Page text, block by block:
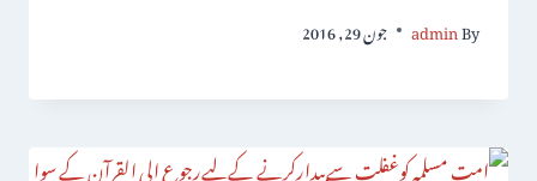
By
admin جون 29, 2016